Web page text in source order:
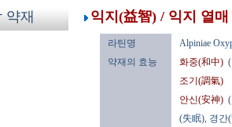
약재 익지(益智) / 익지 열매
라틴명
Alpiniae
약재의 효능
화중(和中)
조기(調氣)
안신(安神)
(失眠), 경간